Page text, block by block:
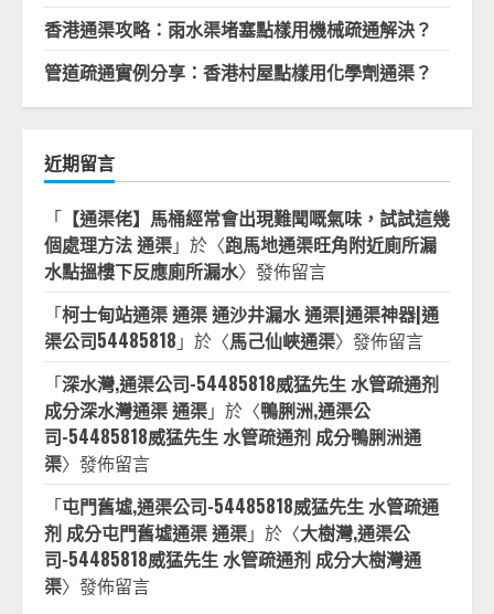
香港通渠攻略：雨水渠堵塞點樣用機械疏通解決？
管道疏通實例分享：香港村屋點樣用化學劑通渠？
近期留言
「 【通渠佬】馬桶經常會出現難聞嘅氣味，試試這幾
個處理方法 通渠」於〈跑馬地通渠旺角附近廁所漏
水點搵樓下反應廁所漏水〉發佈留言
「柯士甸站通渠 通渠 通沙井漏水 通渠|通渠神器|通
渠公司54485818 」於〈馬己仙峽通渠〉發佈留言
「深水灣,通渠公司-54485818威猛先生 水管疏通剂
成分深水灣通渠 通渠」於〈鴨脷洲,通渠公
司-54485818威猛先生 水管疏通剂 成分鴨脷洲通
渠〉發佈留言
「屯門舊墟,通渠公司-54485818威猛先生 水管疏通
剂 成分屯門舊墟通渠 通渠」於〈大樹灣,通渠公
司-54485818威猛先生 水管疏通剂 成分大樹灣通
渠〉發佈留言